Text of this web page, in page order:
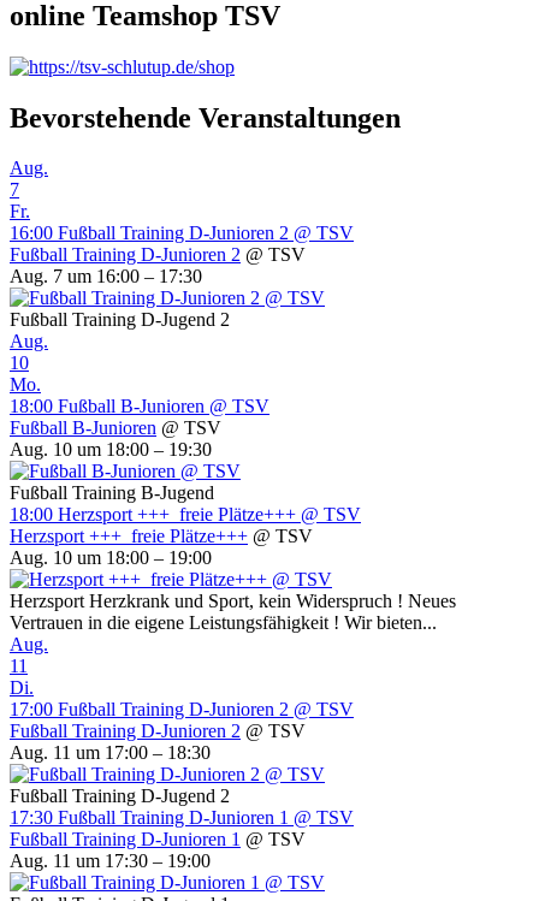
online Teamshop TSV
Bevorstehende Veranstaltungen
Aug.
7
Fr.
16:00 Fußball Training D-Junioren 2 @ TSV
Fußball Training D-Junioren 2 @ TSV
Aug. 7 um 16:00 – 17:30
Fußball Training D-Jugend 2
Aug.
10
Mo.
18:00 Fußball B-Junioren @ TSV
Fußball B-Junioren @ TSV
Aug. 10 um 18:00 – 19:30
Fußball Training B-Jugend
18:00 Herzsport +++ freie Plätze+++ @ TSV
Herzsport +++ freie Plätze+++ @ TSV
Aug. 10 um 18:00 – 19:00
Herzsport Herzkrank und Sport, kein Widerspruch ! Neues
Vertrauen in die eigene Leistungsfähigkeit ! Wir bieten...
Aug.
11
Di.
17:00 Fußball Training D-Junioren 2 @ TSV
Fußball Training D-Junioren 2 @ TSV
Aug. 11 um 17:00 – 18:30
Fußball Training D-Jugend 2
17:30 Fußball Training D-Junioren 1 @ TSV
Fußball Training D-Junioren 1 @ TSV
Aug. 11 um 17:30 – 19:00